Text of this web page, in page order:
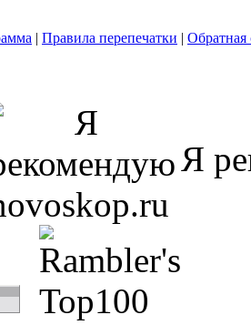
| Правила перепечатки | Обратная
Я